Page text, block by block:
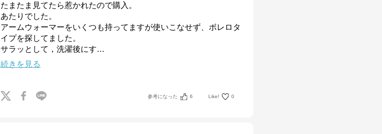
たまたま見てたら惹かれたので購入。
あたりでした。
アームウォーマーをいくつも持ってますが使いこなせず、ボレロタ
イプを探してました。
サラッとして，洗濯後にす…
続きを見る
参考になった 6 Like! 0